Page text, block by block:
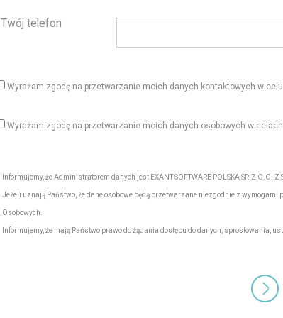
Twój telefon
Wyrażam zgodę na przetwarzanie moich danych kontaktowych w
Wyrażam zgodę na przetwarzanie moich danych osobowych w
Informujemy, że Administratorem danych jest EXANT SOFTWARE POLSKA SP. Z O.O.
Jeżeli uznają Państwo, że dane osobowe będą przetwarzane niezgodnie z
Osobowych.
Informujemy, że mają Państwo prawo do żądania dostępu do danych, sprostowania,